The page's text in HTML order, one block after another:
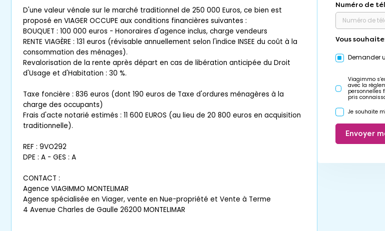
D'une valeur vénale sur le marché traditionnel de 250 000 Euros, ce bien est
proposé en VIAGER OCCUPE aux conditions financières suivantes :
BOUQUET : 100 000 euros - Honoraires d'agence inclus, charge vendeurs
RENTE VIAGÈRE : 131 euros (révisable annuellement selon l'indice INSEE du coût à la
consommation des ménages).
Revalorisation de la rente après départ en cas de libération anticipée du Droit
d'Usage et d'Habitation : 30 %.
Taxe foncière : 836 euros (dont 190 euros de Taxe d'ordures ménagères à la
charge des occupants)
Frais d'acte notarié estimés : 11 600 EUROS (au lieu de 20 800 euros en acquisition
traditionnelle).
REF : 9VO292
DPE : A - GES : A
CONTACT :
Agence VIAGIMMO MONTELIMAR
Agence spécialisée en Viager, vente en Nue-propriété et Vente à Terme
4 Avenue Charles de Gaulle 26200 MONTELIMAR
Numéro de
Vous
Demander
Viagimmo
avec la
personnelles
pris
Je souhaite
Envoyer